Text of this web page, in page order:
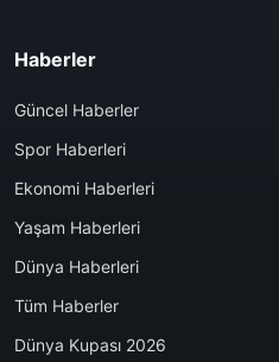
Haberler
Güncel Haberler
Spor Haberleri
Ekonomi Haberleri
Yaşam Haberleri
Dünya Haberleri
Tüm Haberler
Dünya Kupası 2026